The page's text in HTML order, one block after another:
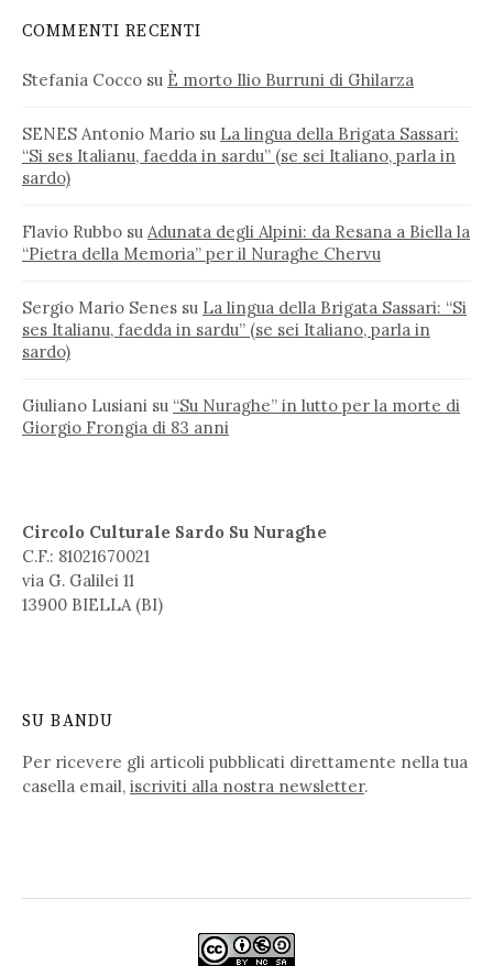
COMMENTI RECENTI
Stefania Cocco su È morto Ilio Burruni di Ghilarza
SENES Antonio Mario su La lingua della Brigata Sassari:
“Si ses Italianu, faedda in sardu” (se sei Italiano, parla in
sardo)
Flavio Rubbo su Adunata degli Alpini: da Resana a Biella la
“Pietra della Memoria” per il Nuraghe Chervu
Sergio Mario Senes su La lingua della Brigata Sassari: “Si
ses Italianu, faedda in sardu” (se sei Italiano, parla in
sardo)
Giuliano Lusiani su “Su Nuraghe” in lutto per la morte di
Giorgio Frongia di 83 anni
Circolo Culturale Sardo Su Nuraghe
C.F.: 81021670021
via G. Galilei 11
13900 BIELLA (BI)
SU BANDU
Per ricevere gli articoli pubblicati direttamente nella tua
casella email, iscriviti alla nostra newsletter.